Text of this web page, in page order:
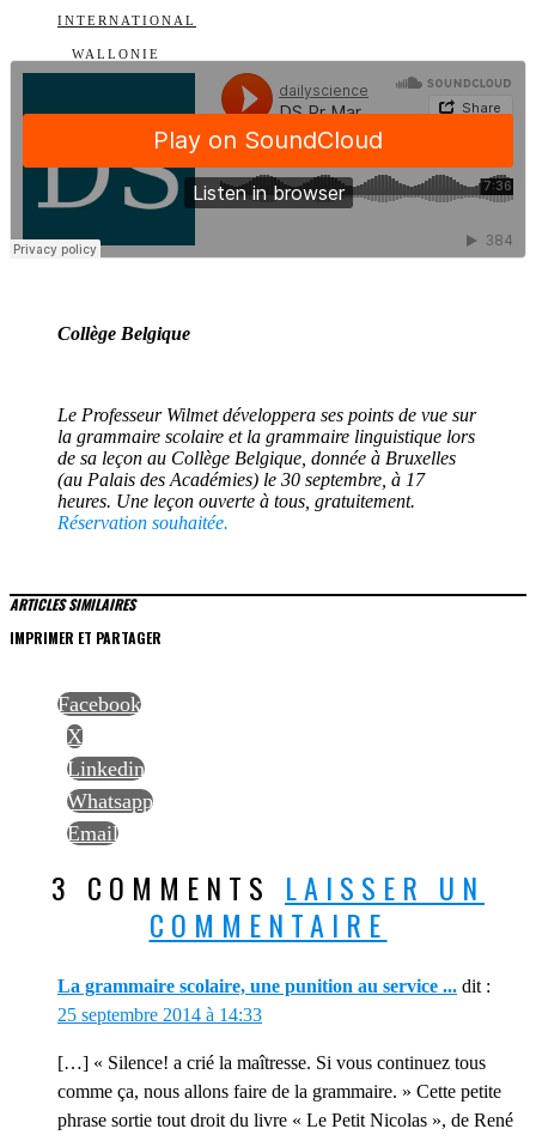
INTERNATIONAL
WALLONIE
Collège Belgique
Le Professeur Wilmet développera ses points de vue sur
la grammaire scolaire et la grammaire linguistique lors
de sa leçon au Collège Belgique, donnée à Bruxelles
(au Palais des Académies) le 30 septembre, à 17
heures. Une leçon ouverte à tous, gratuitement.
Réservation souhaitée.
ARTICLES SIMILAIRES
IMPRIMER ET PARTAGER
Facebook
X
Linkedin
Whatsapp
Email
3 COMMENTS LAISSER UN
COMMENTAIRE
La grammaire scolaire, une punition au service ... dit :
25 septembre 2014 à 14:33
[…] « Silence! a crié la maîtresse. Si vous continuez tous
comme ça, nous allons faire de la grammaire. » Cette petite
phrase sortie tout droit du livre « Le Petit Nicolas », de René